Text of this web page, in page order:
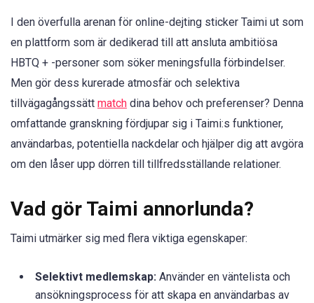
I den överfulla arenan för online-dejting sticker Taimi ut som
en plattform som är dedikerad till att ansluta ambitiösa
HBTQ + -personer som söker meningsfulla förbindelser.
Men gör dess kurerade atmosfär och selektiva
tillvägagångssätt match dina behov och preferenser? Denna
omfattande granskning fördjupar sig i Taimi:s funktioner,
användarbas, potentiella nackdelar och hjälper dig att avgöra
om den låser upp dörren till tillfredsställande relationer.
Vad gör Taimi annorlunda?
Taimi utmärker sig med flera viktiga egenskaper:
Selektivt medlemskap: Använder en väntelista och
ansökningsprocess för att skapa en användarbas av